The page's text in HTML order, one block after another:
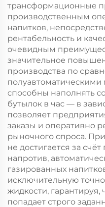
трансформационные
производственным
напитков,
рентабельность и
очевидным
значительное
производства по
способны наполнять
бутылок в час — в
позволяет
заказы и оперативно
рыночного спроса.
не достигается за
напротив,
газированных
исключительную
жидкости, гарантируя,
попадает строго